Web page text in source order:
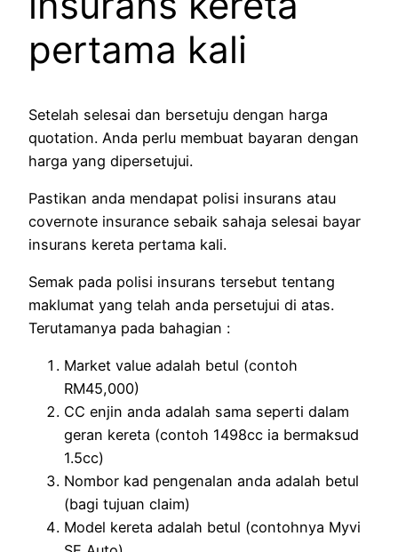
pertama kali
Setelah selesai dan bersetuju dengan harga
quotation. Anda perlu membuat bayaran dengan
harga yang dipersetujui.
Pastikan anda mendapat polisi insurans atau
covernote insurance sebaik sahaja selesai bayar
insurans kereta pertama kali.
Semak pada polisi insurans tersebut tentang
maklumat yang telah anda persetujui di atas.
Terutamanya pada bahagian :
Market value adalah betul (contoh
RM45,000)
CC enjin anda adalah sama seperti dalam
geran kereta (contoh 1498cc ia bermaksud
1.5cc)
Nombor kad pengenalan anda adalah betul
(bagi tujuan claim)
Model kereta adalah betul (contohnya Myvi